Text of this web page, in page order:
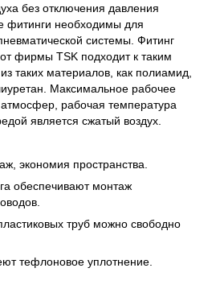
без отключения давления
фитинги необходимы для
системы. Фитинг
фирмы TSK подходит к таким
таких материалов, как полиамид,
Максимальное рабочее
рабочая температура
является сжатый воздух.
экономия пространства.
обеспечивают монтаж
труб можно свободно
тефлоновое уплотнение.